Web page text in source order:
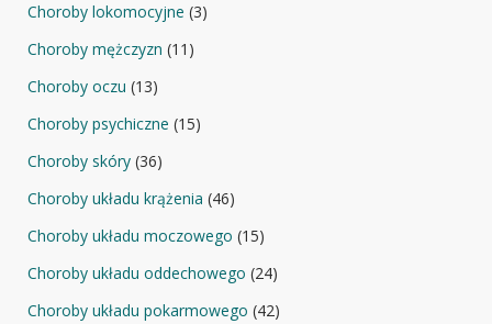
Choroby lokomocyjne (3)
Choroby mężczyzn (11)
Choroby oczu (13)
Choroby psychiczne (15)
Choroby skóry (36)
Choroby układu krążenia (46)
Choroby układu moczowego (15)
Choroby układu oddechowego (24)
Choroby układu pokarmowego (42)